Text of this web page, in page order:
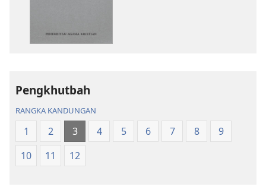
Pengkhutbah
RANGKA KANDUNGAN
1 2 3 4 5 6 7 8
9
10
11 12